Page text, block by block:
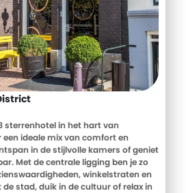
sterrenhotel in het hart van
ideale mix van comfort en
in de stijlvolle kamers of geniet
Met de centrale ligging ben je zo
winkelstraten en
de stad, duik in de cultuur of relax in